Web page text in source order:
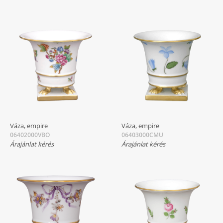
Váza, empire
06402000VBO
Árajánlat kérés
Váza, empire
06403000CMU
Árajánlat kérés